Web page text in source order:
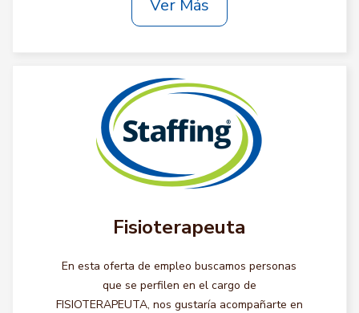
Ver Más
Fisioterapeuta
En esta oferta de empleo buscamos personas
que se perfilen en el cargo de
FISIOTERAPEUTA, nos gustaría acompañarte en